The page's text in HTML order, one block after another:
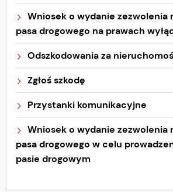
Wniosek o wydanie zezwolenia
pasa drogowego na prawach
Odszkodowania za
Zgłoś szkodę
Przystanki komunikacyjne
Wniosek o wydanie zezwolenia
pasa drogowego w celu
pasie drogowym